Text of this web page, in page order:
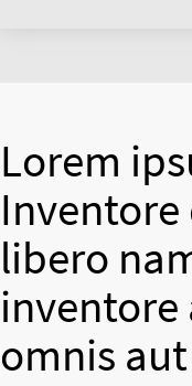
Lorem
libero
inventore
omnis